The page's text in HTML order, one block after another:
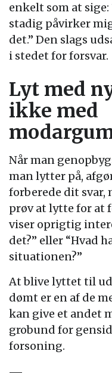
enkelt som at
stadig påvirker
det.” Den slags
i stedet for forsvar.
Lyt med
ikke med
Når man
man lytter på,
forberede dit svar,
prøv at lytte for at
viser oprigtig
det?” eller “Hvad
situationen?”
At blive lyttet til
dømt er en af de
kan give et andet
grobund for
forsoning.